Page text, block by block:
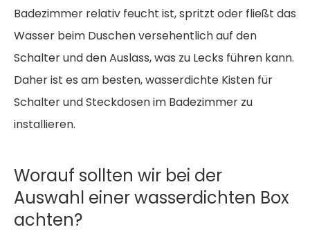
Badezimmer relativ feucht ist, spritzt oder fließt das
Wasser beim Duschen versehentlich auf den
Schalter und den Auslass, was zu Lecks führen kann.
Daher ist es am besten, wasserdichte Kisten für
Schalter und Steckdosen im Badezimmer zu
installieren.
Worauf sollten wir bei der
Auswahl einer wasserdichten Box
achten?